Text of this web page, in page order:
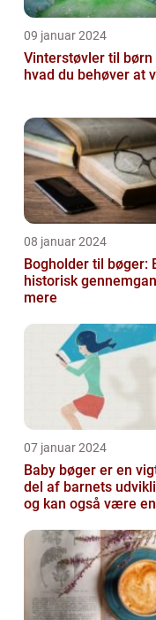
09 januar 2024
Vinterstøvler til børn
hvad du behøver at
08 januar 2024
Bogholder til bøger:
historisk
mere
07 januar 2024
Baby bøger er en
del af barnets
og kan også være en
forældre a...